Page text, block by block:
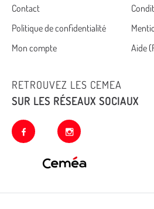
Cemea
footer
Contact
Politique de confidentialité
Mon compte
Aide
RETROUVEZ LES CEMEA
SUR LES RÉSEAUX SOCIAUX
facebook instagram